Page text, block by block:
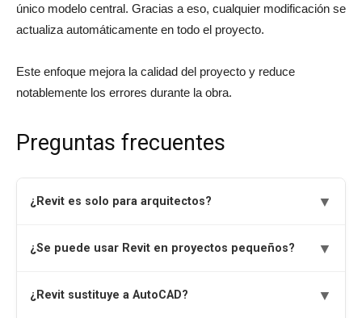
único modelo central. Gracias a eso, cualquier modificación se
actualiza automáticamente en todo el proyecto.
Este enfoque mejora la calidad del proyecto y reduce
notablemente los errores durante la obra.
Preguntas frecuentes
¿Revit es solo para arquitectos? ▼
¿Se puede usar Revit en proyectos pequeños? ▼
¿Revit sustituye a AutoCAD? ▼